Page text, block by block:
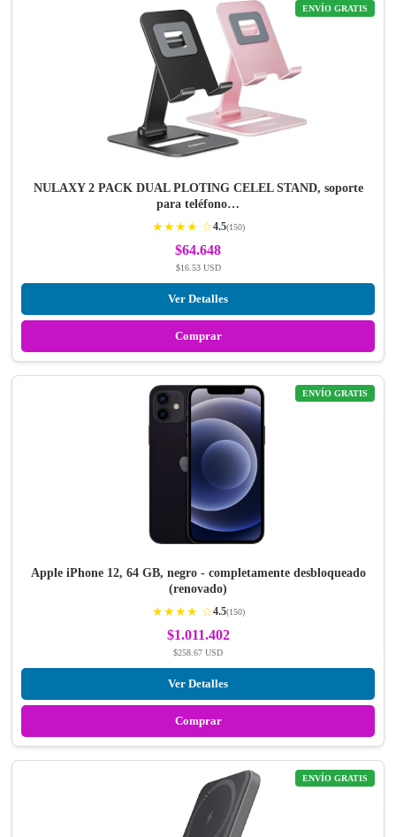
ENVÍO GRATIS
NULAXY 2 PACK DUAL PLOTING CELEL STAND, soporte
para teléfono…
★★★★ ☆4.5(150)
$64.648
$16.53 USD
Ver Detalles
Comprar
ENVÍO GRATIS
Apple iPhone 12, 64 GB, negro - completamente desbloqueado
(renovado)
★★★★ ☆4.5(150)
$1.011.402
$258.67 USD
Ver Detalles
Comprar
ENVÍO GRATIS